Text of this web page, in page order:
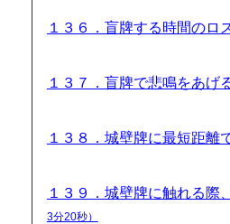
１３６．盲牌する時間のロ
１３７．盲牌で悲鳴をあげ
１３８．城壁牌に最短距
１３９．城壁牌に触れる
3分20秒）